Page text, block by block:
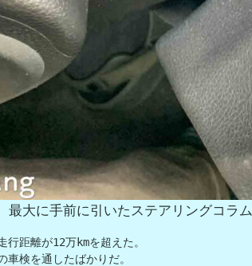
最大に手前に引いたステアリングコラム
距離が12万kmを超えた。
検を通したばかりだ。